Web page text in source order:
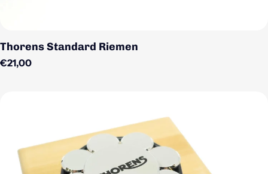
Thorens Standard Riemen
Regulärer Preis
€21,00